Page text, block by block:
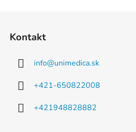
Kontakt
info@unimedica.sk
+421-650822008
+421948828882